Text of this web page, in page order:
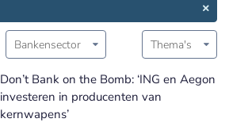
Bankensector Thema's
Don’t Bank on the Bomb: ‘ING en Aegon
investeren in producenten van
kernwapens’